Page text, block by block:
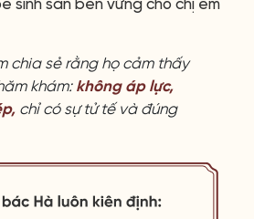
sinh sản bền vững cho chị em
chia sẻ rằng họ cảm thấy
khám: không áp lực,
chỉ có sự tử tế và đúng